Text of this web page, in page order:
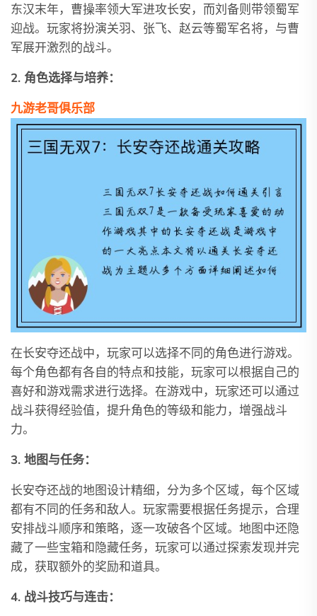
东汉末年，曹操率领大军进攻长安，而刘备则带领蜀军
迎战。玩家将扮演关羽、张飞、赵云等蜀军名将，与曹
军展开激烈的战斗。
2. 角色选择与培养：
九游老哥俱乐部
在长安夺还战中，玩家可以选择不同的角色进行游戏。
每个角色都有各自的特点和技能，玩家可以根据自己的
喜好和游戏需求进行选择。在游戏中，玩家还可以通过
战斗获得经验值，提升角色的等级和能力，增强战斗
力。
3. 地图与任务：
长安夺还战的地图设计精细，分为多个区域，每个区域
都有不同的任务和敌人。玩家需要根据任务提示，合理
安排战斗顺序和策略，逐一攻破各个区域。地图中还隐
藏了一些宝箱和隐藏任务，玩家可以通过探索发现并完
成，获取额外的奖励和道具。
4. 战斗技巧与连击：